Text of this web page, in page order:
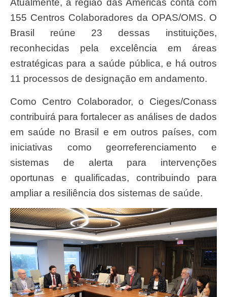
Atualmente, a região das Américas conta com
155 Centros Colaboradores da OPAS/OMS. O
Brasil reúne 23 dessas instituições,
reconhecidas pela excelência em áreas
estratégicas para a saúde pública, e há outros
11 processos de designação em andamento.
Como Centro Colaborador, o Cieges/Conass
contribuirá para fortalecer as análises de dados
em saúde no Brasil e em outros países, com
iniciativas como georreferenciamento e
sistemas de alerta para intervenções
oportunas e qualificadas, contribuindo para
ampliar a resiliência dos sistemas de saúde.